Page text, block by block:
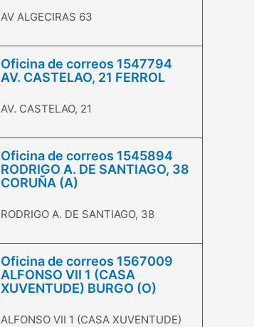
AV ALGECIRAS 63
Oficina de correos 1547794
AV. CASTELAO, 21 FERROL
AV. CASTELAO, 21
Oficina de correos 1545894
RODRIGO A. DE SANTIAGO, 38
CORUÑA (A)
RODRIGO A. DE SANTIAGO, 38
Oficina de correos 1567009
ALFONSO VII 1 (CASA
XUVENTUDE) BURGO (O)
ALFONSO VII 1 (CASA XUVENTUDE)